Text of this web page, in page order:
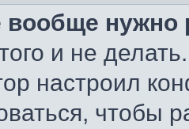
нужно
и не
настроил
чтобы